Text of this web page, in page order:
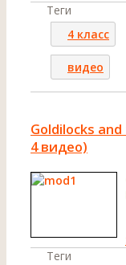
Теги
4 класс
видео
Goldilocks
4 видео)
Теги